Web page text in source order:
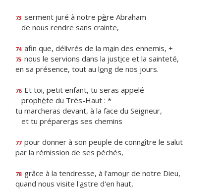
73 serment juré à notre père Abraham
de nous rendre sans crainte,
74 afin que, délivrés de la main des ennemis, +
75 nous le servions dans la justice et la sainteté,
en sa présence, tout au long de nos jours.
76 Et toi, petit enfant, tu seras appelé
prophète du Très-Haut : *
tu marcheras devant, à la face du Seigneur,
et tu prépareras ses chemins
77 pour donner à son peuple de connaître le salut
par la rémission de ses péchés,
78 grâce à la tendresse, à l'amour de notre Dieu,
quand nous visite l'astre d'en haut,